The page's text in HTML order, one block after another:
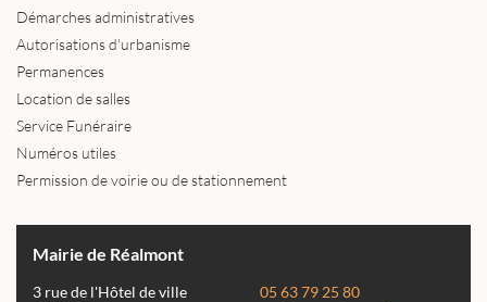
Démarches administratives
Autorisations d'urbanisme
Permanences
Location de salles
Service Funéraire
Numéros utiles
Permission de voirie ou de stationnement
Mairie de Réalmont
3 rue de l'Hôtel de ville
05 63 79 25 80